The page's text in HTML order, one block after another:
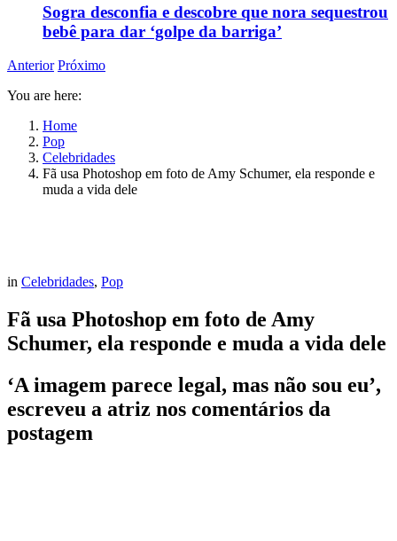
Sogra desconfia e descobre que nora sequestrou
bebê para dar ‘golpe da barriga’
Anterior Próximo
You are here:
Home
Pop
Celebridades
Fã usa Photoshop em foto de Amy Schumer, ela responde e
muda a vida dele
in Celebridades, Pop
Fã usa Photoshop em foto de Amy
Schumer, ela responde e muda a vida dele
‘A imagem parece legal, mas não sou eu’,
escreveu a atriz nos comentários da
postagem